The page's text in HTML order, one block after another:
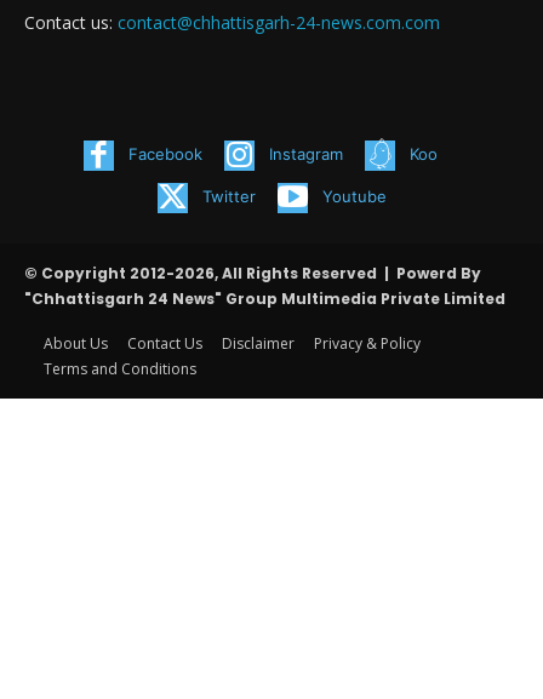
Contact us: contact@chhattisgarh-24-news.com.com
Facebook Instagram Koo
Twitter Youtube
© Copyright 2012-2026, All Rights Reserved | Powerd By
"Chhattisgarh 24 News" Group Multimedia Private Limited
About Us Contact Us Disclaimer
Privacy & Policy
Terms and Conditions